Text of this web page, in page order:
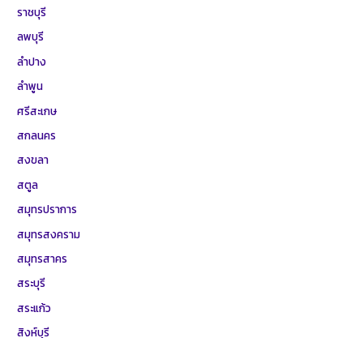
ราชบุรี
ลพบุรี
ลำปาง
ลำพูน
ศรีสะเกษ
สกลนคร
สงขลา
สตูล
สมุทรปราการ
สมุทรสงคราม
สมุทรสาคร
สระบุรี
สระแก้ว
สิงห์บุรี